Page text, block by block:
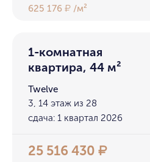
625 176₽ /м²
1-комнатная
квартира, 44 м²
Twelve
3, 14 этаж из 28
сдача: 1 квартал 2026
25 516 430₽